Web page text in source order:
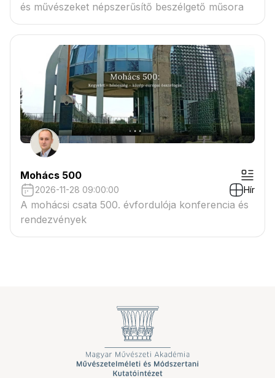
és művészeket népszerűsítő beszélgető műsora
Mohács 500
2026-11-28 09:00:00 Hír
A mohácsi csata 500. évfordulója konferencia és
rendezvények